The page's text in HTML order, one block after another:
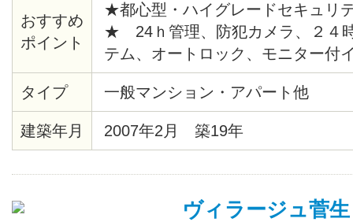
おすすめ
ポイント
★都心型・ハイグレードセキュリ
★ 24ｈ管理、防犯カメラ、２４
テム、オートロック、モニター付
給湯、バストイレ別、暖房便座、
ションフロア、各居室照明、ピク
時間換気システム、クローゼット
ス、エレベーター、宅配ロッカー
出し可、敷地内ごみ置き場、ネッ
タイプ 一般マンション・アパート他
建築年月 2007年2月 築19年
ヴィラージュ菅生